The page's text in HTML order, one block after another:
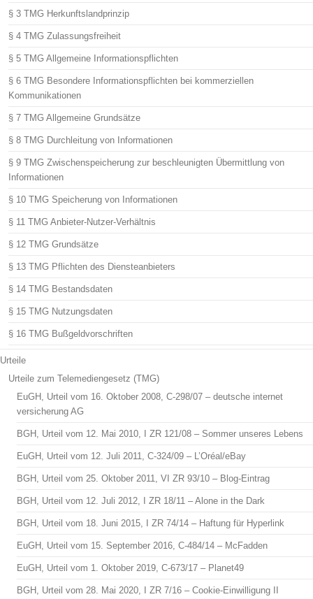
§ 3 TMG Herkunftslandprinzip
§ 4 TMG Zulassungsfreiheit
§ 5 TMG Allgemeine Informationspflichten
§ 6 TMG Besondere Informationspflichten bei kommerziellen
Kommunikationen
§ 7 TMG Allgemeine Grundsätze
§ 8 TMG Durchleitung von Informationen
§ 9 TMG Zwischenspeicherung zur beschleunigten Übermittlung von
Informationen
§ 10 TMG Speicherung von Informationen
§ 11 TMG Anbieter-Nutzer-Verhältnis
§ 12 TMG Grundsätze
§ 13 TMG Pflichten des Diensteanbieters
§ 14 TMG Bestandsdaten
§ 15 TMG Nutzungsdaten
§ 16 TMG Bußgeldvorschriften
Urteile
Urteile zum Telemediengesetz (TMG)
EuGH, Urteil vom 16. Oktober 2008, C-298/07 – deutsche internet
versicherung AG
BGH, Urteil vom 12. Mai 2010, I ZR 121/08 – Sommer unseres Lebens
EuGH, Urteil vom 12. Juli 2011, C-324/09 – L’Oréal/eBay
BGH, Urteil vom 25. Oktober 2011, VI ZR 93/10 – Blog-Eintrag
BGH, Urteil vom 12. Juli 2012, I ZR 18/11 – Alone in the Dark
BGH, Urteil vom 18. Juni 2015, I ZR 74/14 – Haftung für Hyperlink
EuGH, Urteil vom 15. September 2016, C-484/14 – McFadden
EuGH, Urteil vom 1. Oktober 2019, C-673/17 – Planet49
BGH, Urteil vom 28. Mai 2020, I ZR 7/16 – Cookie-Einwilligung II